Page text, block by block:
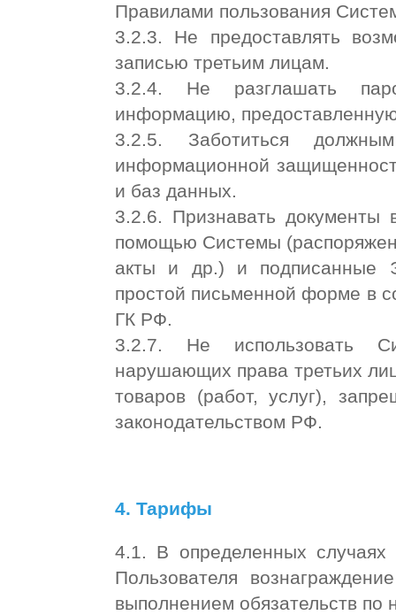
Правилами пользования
3.2.3. Не предоставлять
записью третьим лицам.
3.2.4. Не разглашать
информацию,
3.2.5. Заботиться
информационной
и баз данных.
3.2.6. Признавать документы
помощью Системы
акты и др.) и подписанные
простой письменной форме в
ГК РФ.
3.2.7. Не использовать
нарушающих права третьих
товаров (работ, услуг),
законодательством РФ.
4. Тарифы
4.1. В определенных случаях
Пользователя
выполнением обязательств по